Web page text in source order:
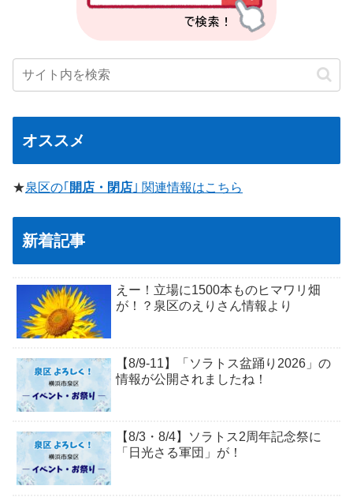
オススメ
★泉区の｢ 開店・閉店 ｣ 関連情報はこちら
新着記事
えー！立場に1500本ものヒマワリ畑
が！？泉区のえりさん情報より
【8/9-11】「ソラトス盆踊り2026」の
情報が公開されましたね！
【8/3・8/4】ソラトス2周年記念祭に
「日光さる軍団」が！